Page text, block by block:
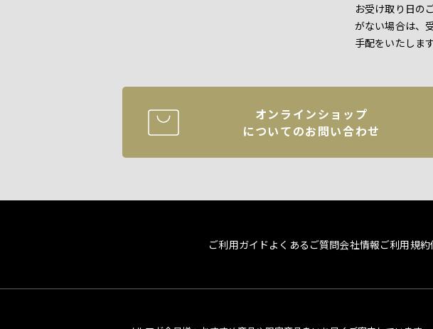
お受け取り日の
がない場合は、
手配をいたします
オンラインショップ
についてのお問い合わせ
ご利用ガイドよくあるご質問会社情報ご利用規約